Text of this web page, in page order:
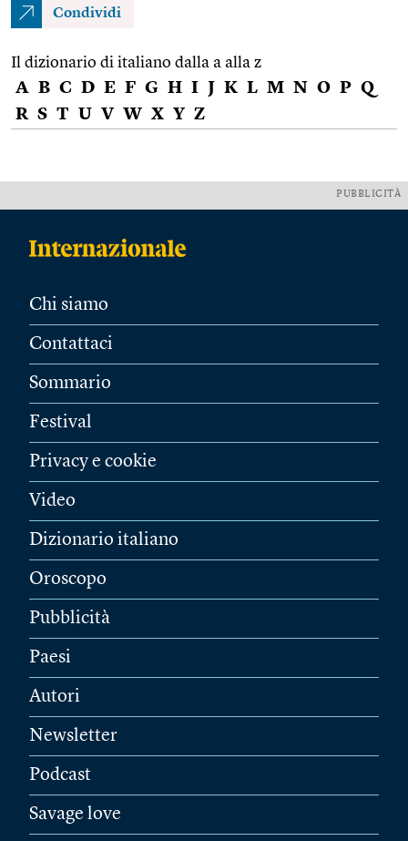
Condividi
Il dizionario di italiano dalla a alla z
A B C D E F G H I J K L M N O P Q
R S T U V W X Y Z
PUBBLICITÀ
Chi siamo
Contattaci
Sommario
Festival
Privacy e cookie
Video
Dizionario italiano
Oroscopo
Pubblicità
Paesi
Autori
Newsletter
Podcast
Savage love